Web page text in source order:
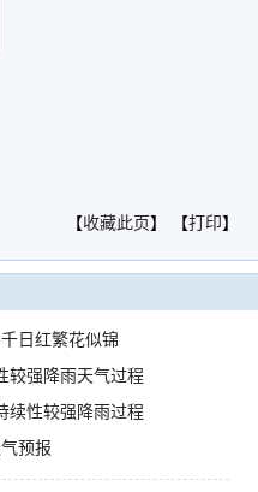
【收藏此页 】 【打印】
日红繁花似锦
较强降雨天气过程
续性较强降雨过程
预报